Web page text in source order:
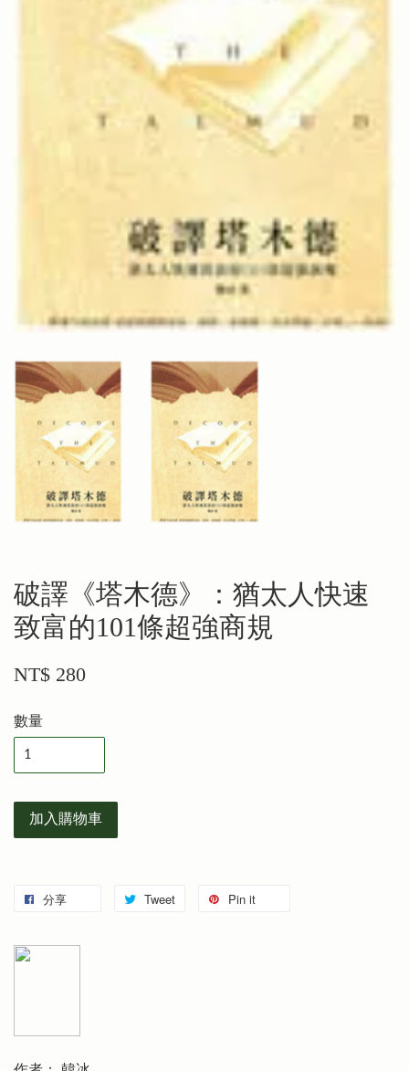
破譯《塔木德》：猶太人快速
致富的101條超強商規
NT$ 280
數量
加入購物車
分享 Tweet Pin it